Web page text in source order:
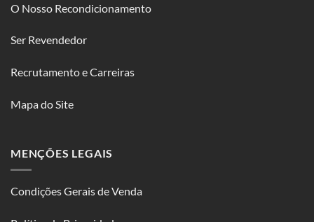
O Nosso Recondicionamento
Ser Revendedor
Recrutamento e Carreiras
Mapa do Site
MENÇÕES LEGAIS
Condições Gerais de Venda